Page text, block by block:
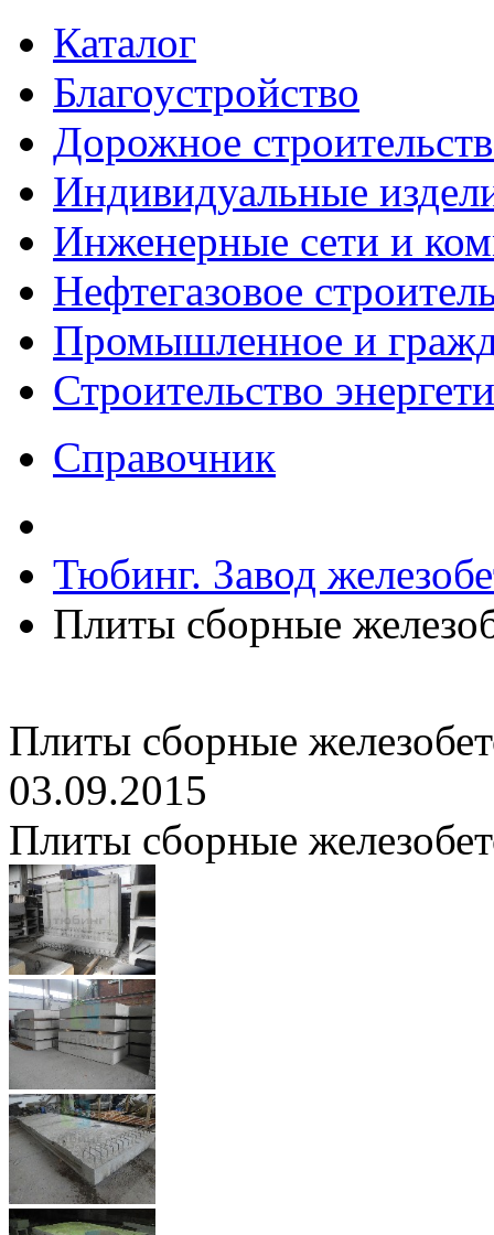
Каталог
Благоустройство
Дорожное
Индивидуальные
Инженерные сети и
Нефтегазовое
Промышленное и
Строительство
Справочник
Тюбинг. Завод
Плиты сборные
Плиты сборные
03.09.2015
Плиты сборные